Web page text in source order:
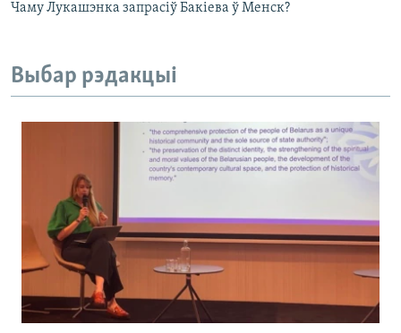
Чаму Лукашэнка запрасіў Бакіева ў Менск?
Выбар рэдакцыі